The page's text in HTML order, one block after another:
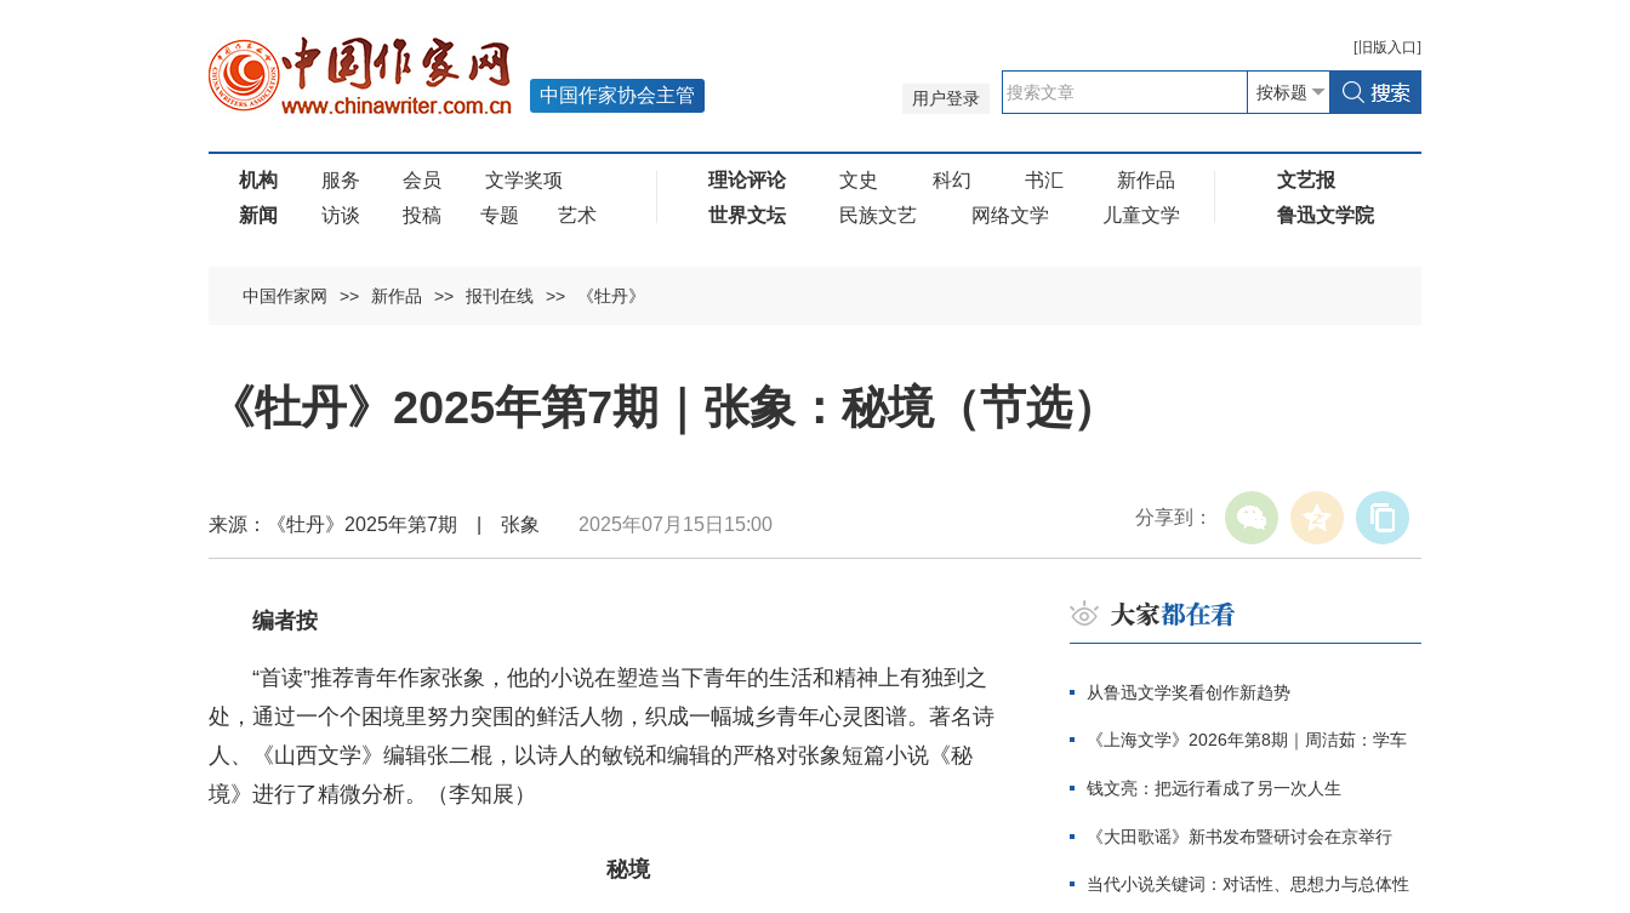
[ 旧版 入口]
用户登录
中国作家协会主管
机构 服务 会员
文学奖项
新闻
访谈 投稿 专题 艺术
理论评论 文史 科幻 书汇
新作品
世界文坛
民族文艺 网络文学 儿童文学
文艺报
鲁迅文学院
中国作家网 >> 新作品 >> 报刊在线 >> 《牡丹》
《牡丹》2025年第7期｜张象：秘境（节选）
分享到：
来源：《牡丹》2025年第7期 | 张象 2025年07月15日15:00
编者按
“首读”推荐青年作家张象，他的小说在塑造当下青年的生活和精神上有独到之
处，通过一个个困境里努力突围的鲜活人物，织成一幅城乡青年心灵图谱。著名诗
人、《山西文学》编辑张二棍，以诗人的敏锐和编辑的严格对张象短篇小说《秘
境》进行了精微分析。（李知展）
秘境
从鲁迅文学奖看创作新趋势
《上海文学》2026年第8期｜周洁茹：学车
钱文亮：把远行看成了另一次人生
《大田歌谣》新书发布暨研讨会在京举行
当代小说关键词：对话性、思想力与总体性